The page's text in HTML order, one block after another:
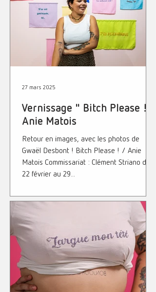
Vernissage " Bitch Please ! ",
Anie Matois
Retour en images, avec les photos de
Gwaël Desbont ! Bitch Please ! / Anie
Matois Commissariat : Clément Striano du
22 février au 29...
27 mars 2025